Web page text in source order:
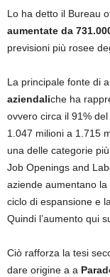
Lo ha detto il Bureau
aumentate da
previsioni più rosee
La principale fonte di
aziendaliche ha
ovvero circa il 91%
1.047 milioni a 1.715
una delle categorie
Job Openings and
aziende aumentano
ciclo di espansione e
Quindi l’aumento qui
Ciò rafforza la tesi
dare origine a a